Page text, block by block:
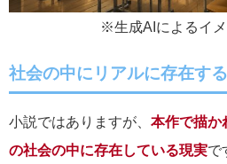
※生成AIによるイメ
社会の中にリアルに存在す
小説ではありますが、 本作で描か
の社会の中に存在している現実で